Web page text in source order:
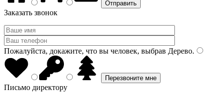
Заказать звонок
Пожалуйста, докажите, что вы человек, выбрав Дерево.
Письмо директору